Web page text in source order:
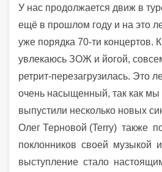
У нас продолжается движ в
ещё в прошлом году и на это
уже порядка 70-ти концертов.
увлекаюсь ЗОЖ и йогой,
ретрит-перезагрузилась. Это
очень насыщенный, так как
выпустили несколько новых
Олег Терновой (Terry) также
поклонников своей музыкой и
выступление стало